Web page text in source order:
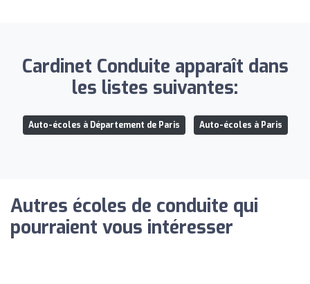
Cardinet Conduite apparaît dans
les listes suivantes:
Auto-écoles à Département de Paris Auto-écoles à Paris
Autres écoles de conduite qui
pourraient vous intéresser